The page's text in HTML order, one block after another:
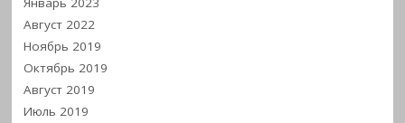
Август 2022
Ноябрь 2019
Октябрь 2019
Август 2019
Июль 2019